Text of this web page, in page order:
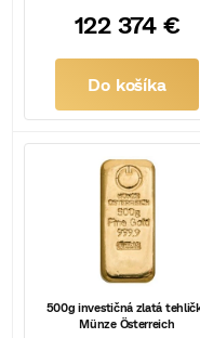
u
k
122 374 €
Do košíka
500g investičná zlatá
Münze Österreich